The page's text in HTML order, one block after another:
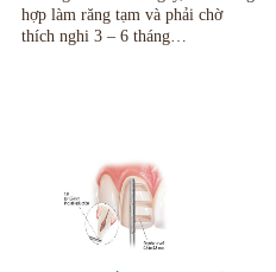
hợp làm răng tạm và phải chờ
thích nghi 3 – 6 tháng…